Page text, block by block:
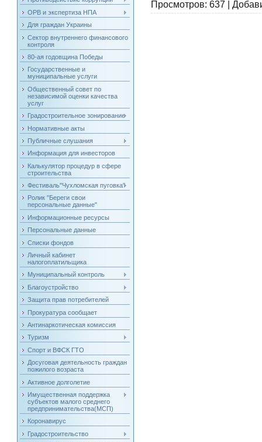
ОРВ и экспертиза НПА
Для граждан Украины
Сектор внутреннего финансового
контроля
80-ая годовщина Победы
Государственные и
муниципальные услуги
Общественный совет по
независимой оценки качества
услуг
Градостроительное зонирование
Нормативные акты
Публичные слушания
Информация для инвесторов
Калькулятор процедур в сфере
строительства
Фестиваль"Чухломская пуговка"
Ролик "Береги свои
персональные данные"
Информационные ресурсы
Персональные данные
Списки фондов
Личный кабинет
налогоплатильщика
Муниципальный контроль
Благоустройство
Защита прав потребителей
Прокуратура сообщает
Антинаркотическая комиссия
Туризм
Спорт и ВФСК ГТО
Досуговая деятельность граждан
пожилого возраста
Активное долголетие
Имущественная поддержка
субъектов малого среднего
предпринимательства(МСП)
Коронавирус
Градостроительство
Просмотров: 637 |